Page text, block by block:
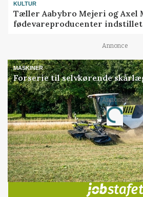
KULTUR
Tæller Aabybro Mejeri og Axel
fødevareproducenter
Annonce
MASKINER
Forserie til selvkørende
Annonce
Jobs
i samarbejde med